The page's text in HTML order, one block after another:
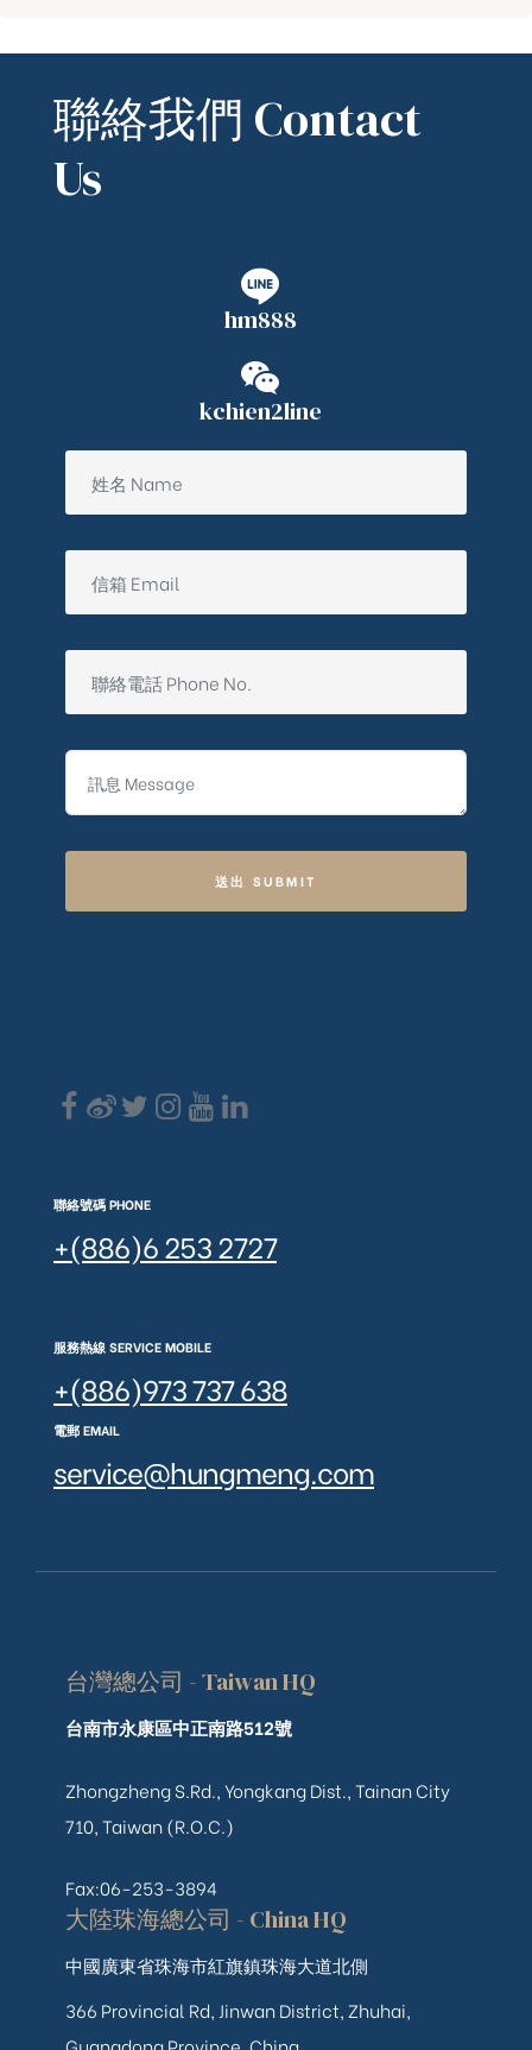
聯絡我們 Contact
Us
hm888
kchien2line
送出 SUBMIT
聯絡號碼 PHONE
+(886)6 253 2727
服務熱線 SERVICE MOBILE
+(886)973 737 638
電郵 EMAIL
service@hungmeng.com
台灣總公司 - Taiwan HQ
台南市永康區中正南路512號
Zhongzheng S.Rd., Yongkang Dist., Tainan City
710, Taiwan (R.O.C.)
Fax:06-253-3894
大陸珠海總公司 - China HQ
中國廣東省珠海市紅旗鎮珠海大道北側
366 Provincial Rd, Jinwan District, Zhuhai,